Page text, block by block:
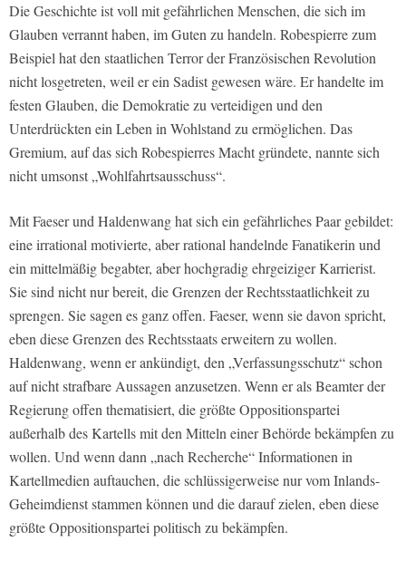
Die Geschichte ist voll mit gefährlichen Menschen, die sich im
Glauben verrannt haben, im Guten zu handeln. Robespierre zum
Beispiel hat den staatlichen Terror der Französischen Revolution
nicht losgetreten, weil er ein Sadist gewesen wäre. Er handelte im
festen Glauben, die Demokratie zu verteidigen und den
Unterdrückten ein Leben in Wohlstand zu ermöglichen. Das
Gremium, auf das sich Robespierres Macht gründete, nannte sich
nicht umsonst „Wohlfahrtsausschuss“.
Mit Faeser und Haldenwang hat sich ein gefährliches Paar gebildet:
eine irrational motivierte, aber rational handelnde Fanatikerin und
ein mittelmäßig begabter, aber hochgradig ehrgeiziger Karrierist.
Sie sind nicht nur bereit, die Grenzen der Rechtsstaatlichkeit zu
sprengen. Sie sagen es ganz offen. Faeser, wenn sie davon spricht,
eben diese Grenzen des Rechtsstaats erweitern zu wollen.
Haldenwang, wenn er ankündigt, den „Verfassungsschutz“ schon
auf nicht strafbare Aussagen anzusetzen. Wenn er als Beamter der
Regierung offen thematisiert, die größte Oppositionspartei
außerhalb des Kartells mit den Mitteln einer Behörde bekämpfen zu
wollen. Und wenn dann „nach Recherche“ Informationen in
Kartellmedien auftauchen, die schlüssigerweise nur vom Inlands-
Geheimdienst stammen können und die darauf zielen, eben diese
größte Oppositionspartei politisch zu bekämpfen.